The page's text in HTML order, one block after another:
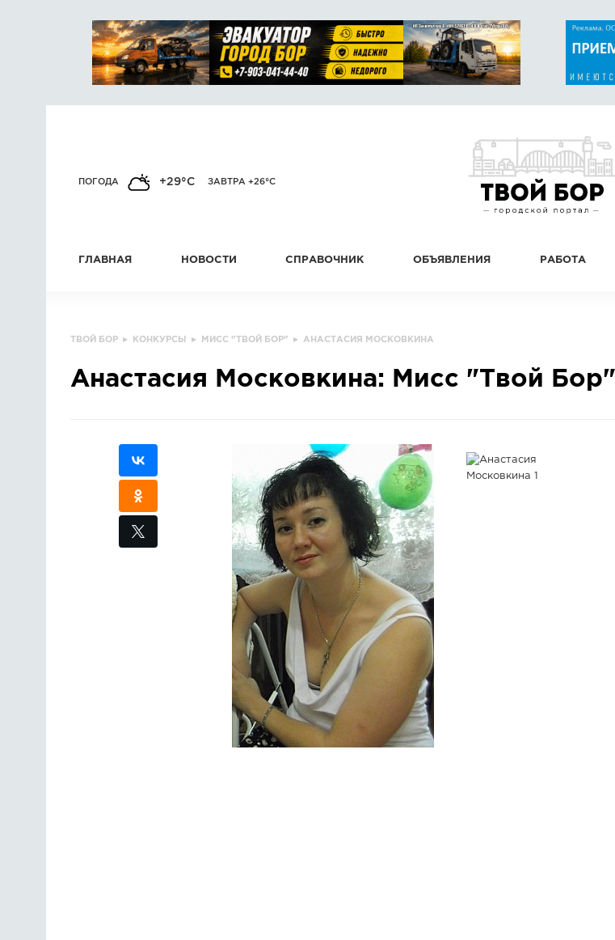
ПОГОДА +29°C ЗАВТРА +26°C
ГЛАВНАЯ НОВОСТИ СПРАВОЧНИК ОБЪЯВЛЕНИЯ РАБОТА
ТВОЙ БОР ▸ КОНКУРСЫ ▸ МИСС "ТВОЙ БОР" ▸ АНАСТАСИЯ МОСКОВКИНА
Анастасия Московкина: Мисс "Твой Бор"